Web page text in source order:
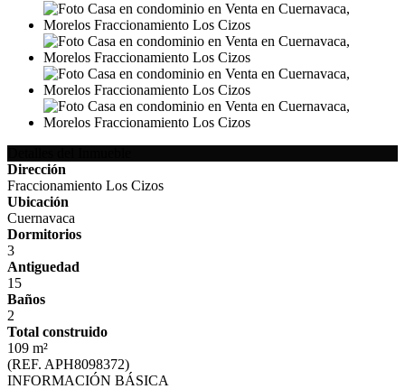
Dirección
Fraccionamiento Los Cizos
Ubicación
Cuernavaca
Dormitorios
3
Antiguedad
15
Baños
2
Total construido
109 m²
(REF. APH8098372)
INFORMACIÓN BÁSICA